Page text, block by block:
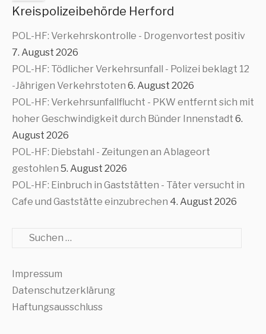
Kreispolizeibehörde Herford
POL-HF: Verkehrskontrolle - Drogenvortest positiv
7. August 2026
POL-HF: Tödlicher Verkehrsunfall - Polizei beklagt 12
-Jährigen Verkehrstoten 6. August 2026
POL-HF: Verkehrsunfallflucht - PKW entfernt sich mit
hoher Geschwindigkeit durch Bünder Innenstadt 6.
August 2026
POL-HF: Diebstahl - Zeitungen an Ablageort
gestohlen 5. August 2026
POL-HF: Einbruch in Gaststätten - Täter versucht in
Cafe und Gaststätte einzubrechen 4. August 2026
Suche
Impressum
Datenschutzerklärung
Haftungsausschluss